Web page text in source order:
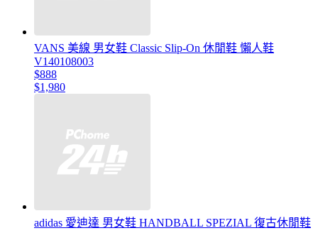
VANS 美線 男女鞋 Classic Slip-On 休閒鞋 懶人鞋
V140108003
$888
$1,980
adidas 愛迪達 男女鞋 HANDBALL SPEZIAL 復古休閒鞋